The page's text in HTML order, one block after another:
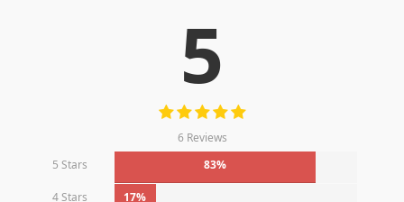
5
6 Reviews
5 Stars
83%
4 Stars 17%